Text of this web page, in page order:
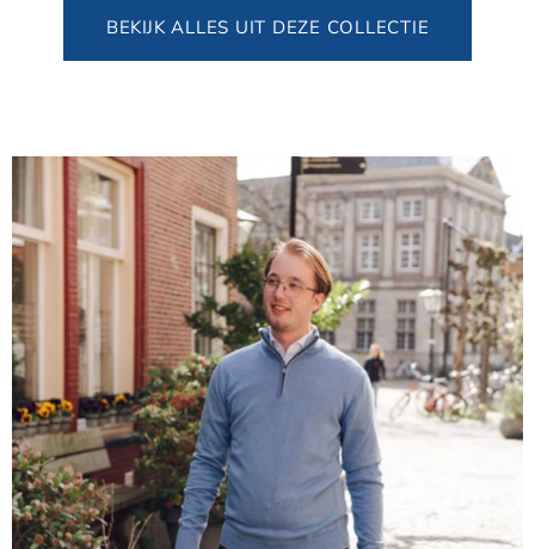
BEKIJK ALLES UIT DEZE COLLECTIE